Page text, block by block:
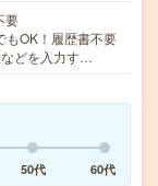
要
OK！履歴書不要
どを入力す…
50代 60代